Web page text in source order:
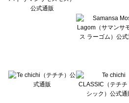
Wpc.（ワールドパーティー）のシャツ・ブラウス